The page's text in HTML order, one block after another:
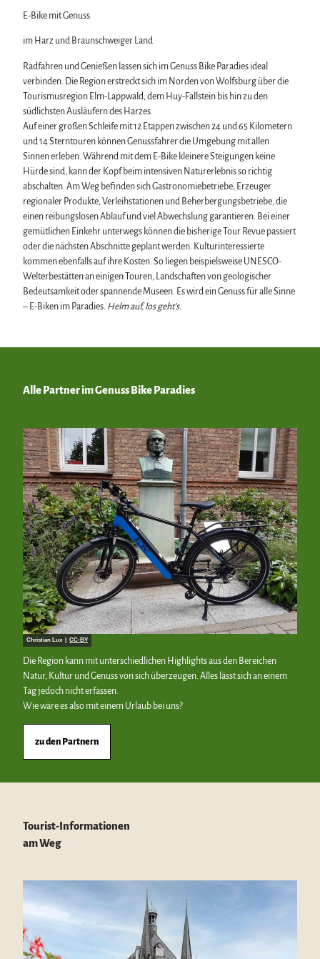
Wintersport
Regionalmarke Typisch Harz
Filmkulisse Harz
Naturlandschaft Harz
Berauschend schöne Wildnis
Der Brocken im Harz
Nationalpark Harz
Geopark Harz
Naturparke im Harz
Biosphärenreservat Karstlandschaft Südharz
Das grüne Band
Regionalstudie Harz
Initiative "Der Wald ruft"
0% Müll - 100% Harz #NimmsWiederMit
Veranstaltungen
Veranstaltungskalender
Harzer KulturWinter
Harzer Klostersommer
Silvester
Walpurgis
Osterfeuer
Weihnachts- & Adventsmärkte
Stadt- & Sonderführungen im Harz
Theater & Bühnen im Harz
Service
Wir für unsere Gäste
Kontakt
Prospekte
Online-Shop
Newsletter-Anmeldung
Apps & Multimedia-Guides
Harzer Tourismusverband
E-Bike mit Genuss
im Harz und Braunschweiger Land
Radfahren und Genießen lassen sich im Genuss Bike Paradies ideal
verbinden. Die Region erstreckt sich im Norden von Wolfsburg über die
Tourismusregion Elm-Lappwald, dem Huy-Fallstein bis hin zu den
südlichsten Ausläufern des Harzes.
Auf einer großen Schleife mit 12 Etappen zwischen 24 und 65 Kilometern
und 14 Sterntouren können Genussfahrer die Umgebung mit allen
Sinnen erleben. Während mit dem E-Bike kleinere Steigungen keine
Hürde sind, kann der Kopf beim intensiven Naturerlebnis so richtig
abschalten. Am Weg befinden sich Gastronomiebetriebe, Erzeuger
regionaler Produkte, Verleihstationen und Beherbergungsbetriebe, die
einen reibungslosen Ablauf und viel Abwechslung garantieren. Bei einer
gemütlichen Einkehr unterwegs können die bisherige Tour Revue passiert
oder die nächsten Abschnitte geplant werden. Kulturinteressierte
kommen ebenfalls auf ihre Kosten. So liegen beispielsweise UNESCO-
Welterbestätten an einigen Touren, Landschaften von geologischer
Bedeutsamkeit oder spannende Museen. Es wird ein Genuss für alle Sinne
– E-Biken im Paradies. Helm auf, los geht’s.
Alle Partner im Genuss Bike Paradies
Christian Lux | CC-BY
Die Region kann mit unterschiedlichen Highlights aus den Bereichen
Natur, Kultur und Genuss von sich überzeugen. Alles lässt sich an einem
Tag jedoch nicht erfassen.
Wie wäre es also mit einem Urlaub bei uns?
zu den Partnern
Tourist-Informationen
am Weg